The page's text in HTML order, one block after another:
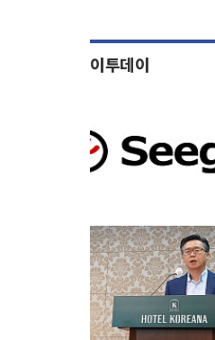
이투데이